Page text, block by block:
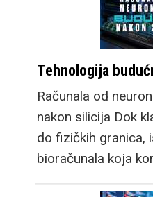
Tehnologija
Računala od
nakon silicija Dok
do fizičkih granica,
bioračunala koja